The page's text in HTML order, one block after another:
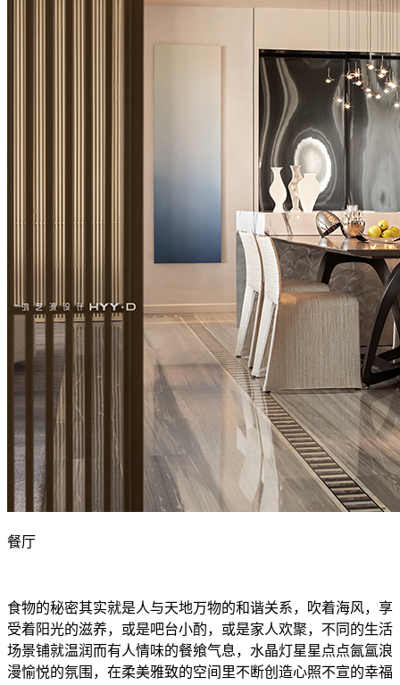
餐厅
食物的秘密其实就是人与天地万物的和谐关系，吹着海风，享
受着阳光的滋养，或是吧台小酌，或是家人欢聚，不同的生活
场景铺就温润而有人情味的餐飨气息，水晶灯星星点点氤氲浪
漫愉悦的氛围，在柔美雅致的空间里不断创造心照不宣的幸福